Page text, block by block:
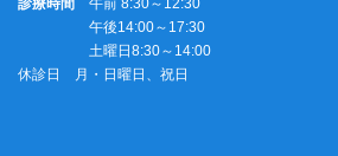
診療時間 午前 8:30～12:30
午後14:00～17:30
土曜日8:30～14:00
休診日 月・日曜日、祝日